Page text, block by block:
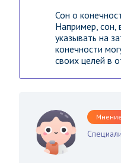
Сон о
Например, сон,
указывать на
конечности
своих целей в